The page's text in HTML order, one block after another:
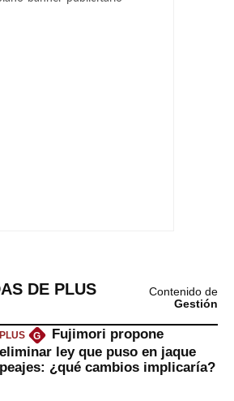
DE PLUS
Contenido de
Gestión
PLUS G
Fujimori propone
eliminar ley que puso en jaque
peajes: ¿qué cambios implicaría?